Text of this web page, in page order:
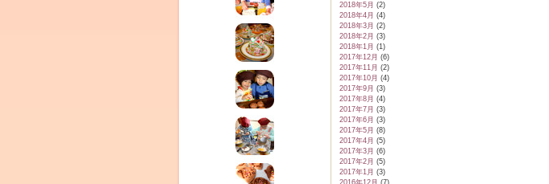
2018年5月 (2)
2018年4月 (4)
2018年3月 (2)
2018年2月 (3)
2018年1月 (1)
2017年12月 (6)
2017年11月 (2)
2017年10月 (4)
2017年9月 (3)
2017年8月 (4)
2017年7月 (3)
2017年6月 (3)
2017年5月 (8)
2017年4月 (5)
2017年3月 (6)
2017年2月 (5)
2017年1月 (3)
2016年12月 (7)